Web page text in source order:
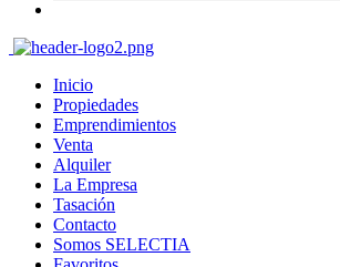
Inicio
Propiedades
Emprendimientos
Venta
Alquiler
La Empresa
Tasación
Contacto
Somos SELECTIA